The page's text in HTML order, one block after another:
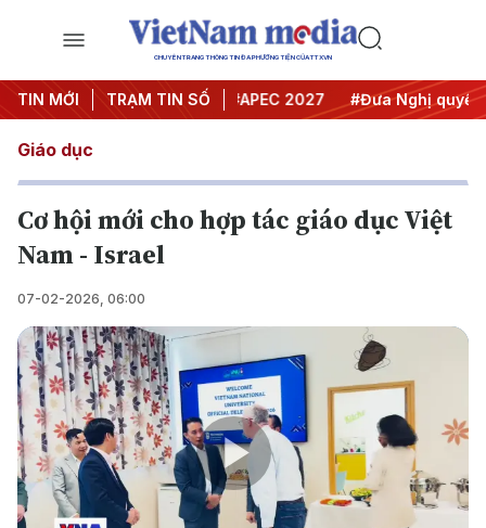
CHUYÊN TRANG THÔNG TIN ĐA PHƯƠNG TIỆN CỦA TTXVN
TIN MỚI TRẠM TIN SỐ
nghị Trung ương 3 #APEC 2027 #Đưa Nghị quyết
Giáo dục
Cơ hội mới cho hợp tác giáo dục Việt
Nam - Israel
07-02-2026, 06:00
Play